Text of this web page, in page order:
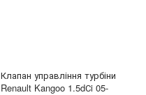
Клапан управління турбіни
Renault Kangoo 1.5dСi 05-